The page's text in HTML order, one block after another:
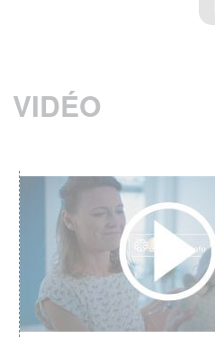
édition
EUROPEEN IPSOS
Quelles sont les
en Europe ?
RESPONSABILITE
VIDÉO